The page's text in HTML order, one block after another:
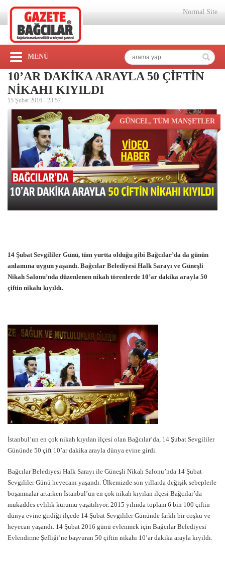
Normal Site
MENÜ
10’AR DAKİKA ARAYLA 50 ÇİFTİN
NİKAHI KIYILDI
15 Şubat 2016 - 23:57
GÜNCEL, TÜM MANŞETLER
14 Şubat Sevgililer Günü, tüm yurtta olduğu gibi Bağcılar’da da günün
anlamına uygun yaşandı. Bağcılar Belediyesi Halk Sarayı ve Güneşli
Nikah Salonu’nda düzenlenen nikah törenlerde 10’ar dakika arayla 50
çiftin nikahı kıyıldı.
İstanbul’un en çok nikah kıyılan ilçesi olan Bağcılar’da, 14 Şubat Sevgililer
Gününde 50 çift 10’ar dakika arayla dünya evine girdi.
Bağcılar Belediyesi Halk Sarayı ile Güneşli Nikah Salonu’nda 14 Şubat
Sevgililer Günü heyecanı yaşandı. Ülkemizde son yıllarda değişik sebeplerle
boşanmalar artarken İstanbul’un en çok nikah kıyılan ilçesi Bağcılar’da
mukaddes evlilik kurumu yaşatılıyor. 2015 yılında toplam 6 bin 100 çiftin
dünya evine girdiği ilçede 14 Şubat Sevgililer Gününde farklı bir coşku ve
heyecan yaşandı. 14 Şubat 2016 günü evlenmek için Bağcılar Belediyesi
Evlendirme Şefliği’ne başvuran 50 çiftin nikahı 10’ar dakika arayla kıyıldı.